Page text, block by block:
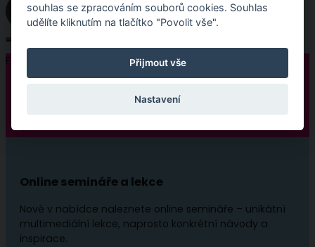
Online semináře
Follow:
Online semináře a lekce
Nově v nabídce naleznete online semináře – unikátní
multimediální lekce, naprosto konkrétní návody a
inspirace.
souhlas se zpracováním souborů cookies. Souhlas
udělíte kliknutím na tlačítko "Povolit vše".
Přijmout vše
Nastavení